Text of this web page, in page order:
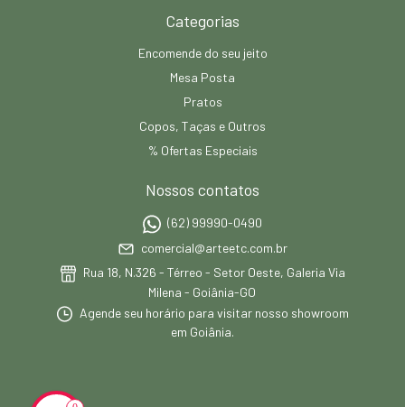
Categorias
Encomende do seu jeito
Mesa Posta
Pratos
Copos, Taças e Outros
% Ofertas Especiais
Nossos contatos
(62) 99990-0490
comercial@arteetc.com.br
Rua 18, N.326 - Térreo - Setor Oeste, Galeria Via
Milena - Goiânia-GO
Agende seu horário para visitar nosso showroom
em Goiânia.